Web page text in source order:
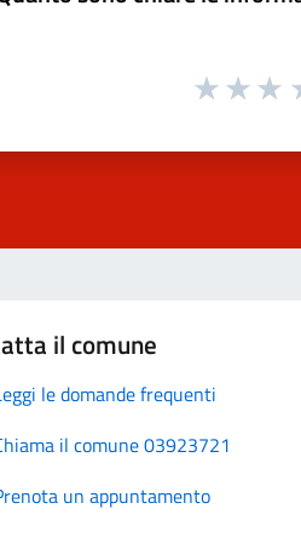
il comune
le domande frequenti
il comune 03923721
un appuntamento